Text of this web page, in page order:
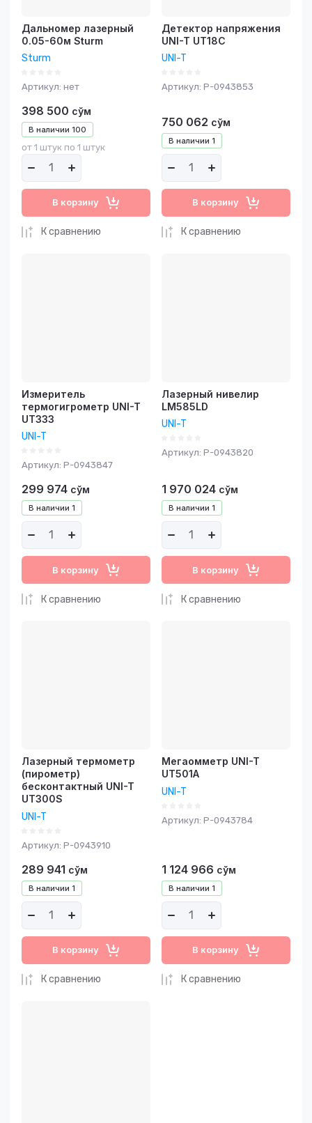
Дальномер лазерный
0.05-60м Sturm
Sturm
Артикул: нет
В наличии 100
398 500 сўм
от 1 штук по 1 штук
В корзину
К сравнению
Детектор напряжения
UNI-T UT18C
UNI-T
Артикул: P-0943853
В наличии 1
750 062 сўм
В корзину
К сравнению
Измеритель
термогигрометр UNI-T
UT333
UNI-T
Артикул: P-0943847
В наличии 1
299 974 сўм
В корзину
К сравнению
Лазерный нивелир
LM585LD
UNI-T
Артикул: P-0943820
В наличии 1
1 970 024 сўм
В корзину
К сравнению
Лазерный термометр
(пирометр)
бесконтактный UNI-T
UT300S
UNI-T
Артикул: P-0943910
В наличии 1
289 941 сўм
В корзину
К сравнению
Мегаомметр UNI-T
UT501A
UNI-T
Артикул: P-0943784
В наличии 1
1 124 966 сўм
В корзину
К сравнению